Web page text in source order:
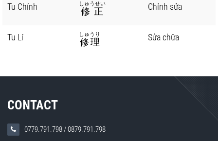
Tu Chính 修正
しゅうせい Chỉnh sửa
Tu Lí 修理
しゅうり Sửa chữa
CONTACT
0779.791.798/0879.791.798